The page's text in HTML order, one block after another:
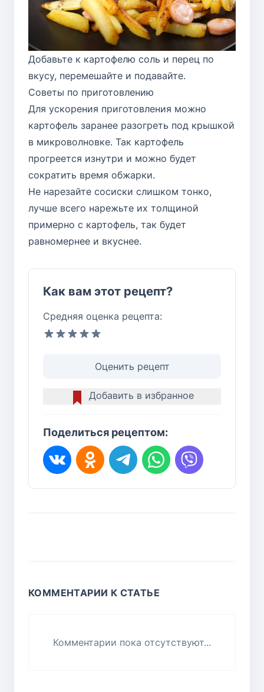
Добавьте к картофелю соль и перец по
вкусу, перемешайте и подавайте.
Советы по приготовлению
Для ускорения приготовления можно
картофель заранее разогреть под крышкой
в микроволновке. Так картофель
прогреется изнутри и можно будет
сократить время обжарки.
Не нарезайте сосиски слишком тонко,
лучше всего нарежьте их толщиной
примерно с картофель, так будет
равномернее и вкуснее.
Как вам этот рецепт?
Средняя оценка рецепта:
Оценить рецепт
Добавить в избранное
Поделиться рецептом:
КОММЕНТАРИИ К СТАТЬЕ
Комментарии пока отсутствуют...